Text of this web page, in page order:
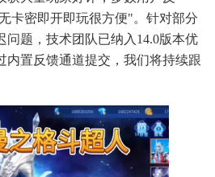
卡密即开即玩很方便"。针对部分
问题，技术团队已纳入14.0版本优
内置反馈通道提交，我们将持续跟